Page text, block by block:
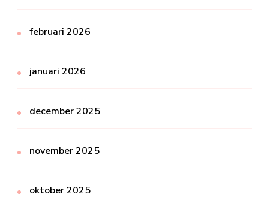
februari 2026
januari 2026
december 2025
november 2025
oktober 2025